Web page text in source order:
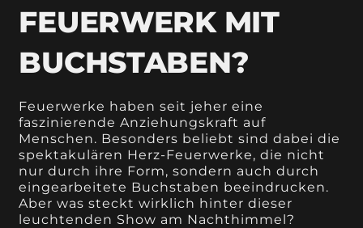
FEUERWERK MIT
BUCHSTABEN?
Feuerwerke haben seit jeher eine
faszinierende Anziehungskraft auf
Menschen. Besonders beliebt sind dabei die
spektakulären Herz-Feuerwerke, die nicht
nur durch ihre Form, sondern auch durch
eingearbeitete Buchstaben beeindrucken.
Aber was steckt wirklich hinter dieser
leuchtenden Show am Nachthimmel?